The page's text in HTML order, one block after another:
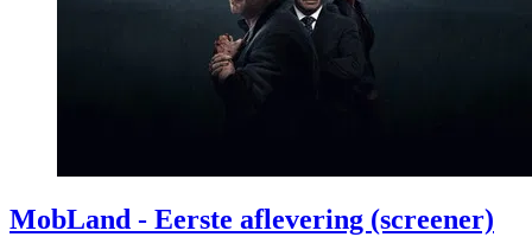
MobLand - Eerste aflevering (screener)